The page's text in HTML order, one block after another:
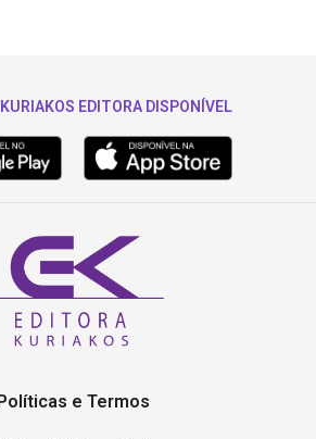
EDITORA DISPONÍVEL
e Termos